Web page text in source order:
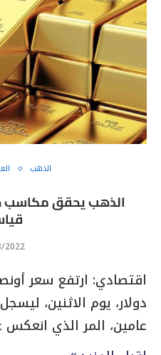
الذهب
الذهب يحقق مكاسب
2022
دولار، يوم الاثنين،
عامين، المر الذي